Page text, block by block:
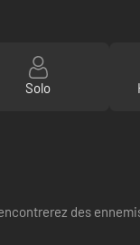
Solo
des